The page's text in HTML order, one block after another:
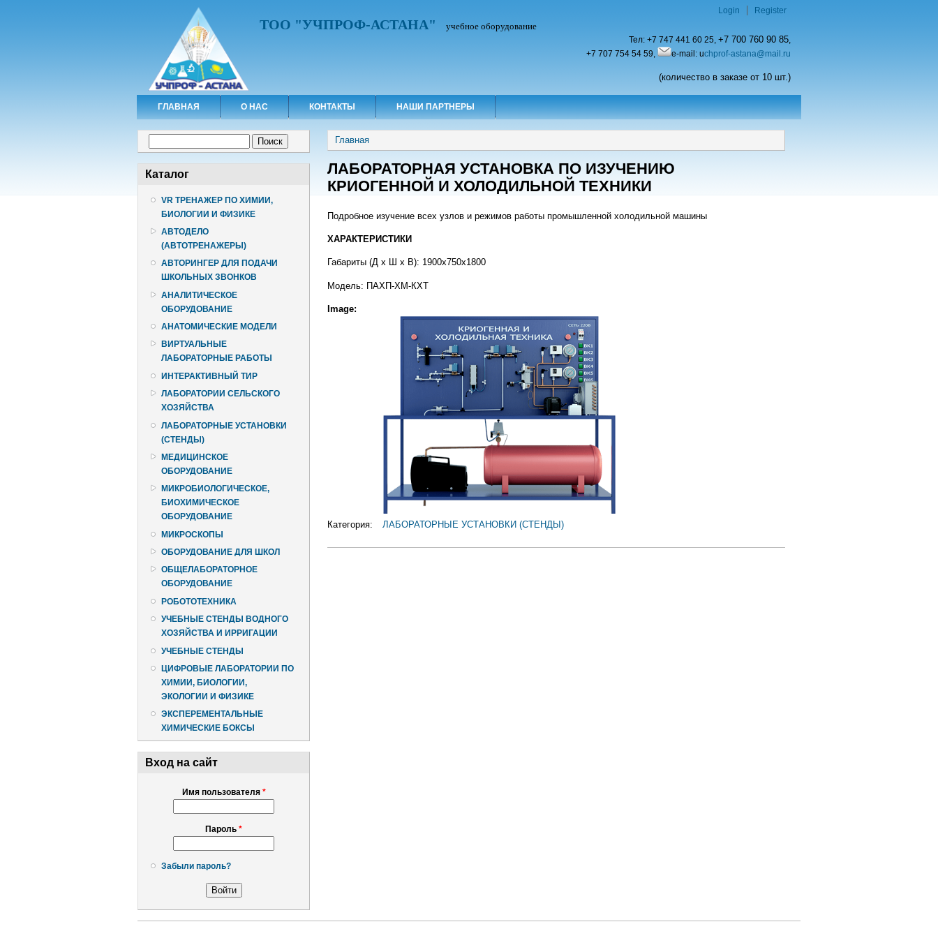
ТОО "УЧПРОФ-АСТАНА" учебное оборудование
Тел: +7 747 441 60 25, +7 700 760 90 85,
+7 707 754 54 59,
e-mail: uchprof-astana@mail.ru
(количество в заказе от 10 шт.)
Login Register
ГЛАВНАЯ О НАС КОНТАКТЫ НАШИ ПАРТНЕРЫ
Каталог
VR ТРЕНАЖЕР ПО ХИМИИ,
БИОЛОГИИ И ФИЗИКЕ
АВТОДЕЛО
(АВТОТРЕНАЖЕРЫ)
АВТОРИНГЕР ДЛЯ ПОДАЧИ
ШКОЛЬНЫХ ЗВОНКОВ
АНАЛИТИЧЕСКОЕ
ОБОРУДОВАНИЕ
АНАТОМИЧЕСКИЕ МОДЕЛИ
ВИРТУАЛЬНЫЕ
ЛАБОРАТОРНЫЕ РАБОТЫ
ИНТЕРАКТИВНЫЙ ТИР
ЛАБОРАТОРИИ СЕЛЬСКОГО
ХОЗЯЙСТВА
ЛАБОРАТОРНЫЕ УСТАНОВКИ
(СТЕНДЫ)
МЕДИЦИНСКОЕ
ОБОРУДОВАНИЕ
МИКРОБИОЛОГИЧЕСКОЕ,
БИОХИМИЧЕСКОЕ
ОБОРУДОВАНИЕ
МИКРОСКОПЫ
ОБОРУДОВАНИЕ ДЛЯ ШКОЛ
ОБЩЕЛАБОРАТОРНОЕ
ОБОРУДОВАНИЕ
РОБОТОТЕХНИКА
УЧЕБНЫЕ СТЕНДЫ ВОДНОГО
ХОЗЯЙСТВА И ИРРИГАЦИИ
УЧЕБНЫЕ СТЕНДЫ
ЦИФРОВЫЕ ЛАБОРАТОРИИ ПО
ХИМИИ, БИОЛОГИИ,
ЭКОЛОГИИ И ФИЗИКЕ
ЭКСПЕРЕМЕНТАЛЬНЫЕ
ХИМИЧЕСКИЕ БОКСЫ
Вход на сайт
Имя пользователя *
Пароль *
Забыли пароль?
Вы здесь
Главная
ЛАБОРАТОРНАЯ УСТАНОВКА ПО ИЗУЧЕНИЮ
КРИОГЕННОЙ И ХОЛОДИЛЬНОЙ ТЕХНИКИ
Подробное изучение всех узлов и режимов работы промышленной холодильной машины
ХАРАКТЕРИСТИКИ
Габариты (Д х Ш х В): 1900х750х1800
Модель: ПАХП-ХМ-КХТ
Image:
Категория: ЛАБОРАТОРНЫЕ УСТАНОВКИ (СТЕНДЫ)